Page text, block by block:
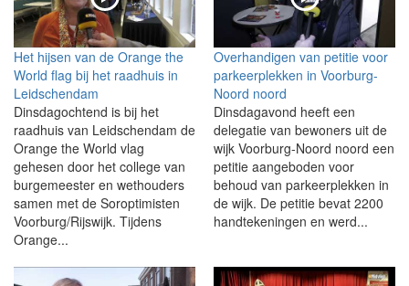
Het hijsen van de Orange the
World flag bij het raadhuis in
Leidschendam
Dinsdagochtend is bij het
raadhuis van Leidschendam de
Orange the World vlag
gehesen door het college van
burgemeester en wethouders
samen met de Soroptimisten
Voorburg/Rijswijk. Tijdens
Orange...
Overhandigen van petitie voor
parkeerplekken in Voorburg-
Noord noord
Dinsdagavond heeft een
delegatie van bewoners uit de
wijk Voorburg-Noord noord een
petitie aangeboden voor
behoud van parkeerplekken in
de wijk. De petitie bevat 2200
handtekeningen en werd...